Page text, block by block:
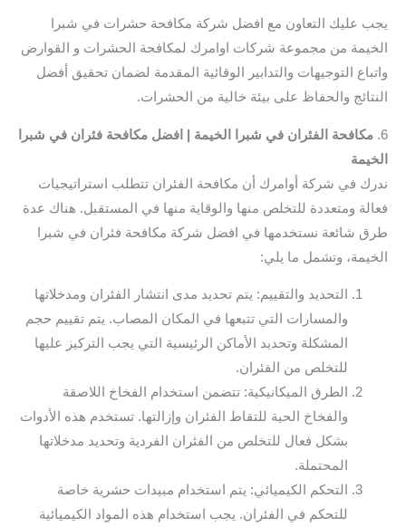
يجب عليك التعاون مع افضل شركة مكافحة حشرات في شبرا
الخيمة من مجموعة شركات اوامرك لمكافحة الحشرات و القوارض
واتباع التوجيهات والتدابير الوقائية المقدمة لضمان تحقيق أفضل
النتائج والحفاظ على بيئة خالية من الحشرات.
6. مكافحة الفئران في شبرا الخيمة | افضل مكافحة فئران في شبرا
الخيمة
ندرك في شركة أوامرك أن مكافحة الفئران تتطلب استراتيجيات
فعالة ومتعددة للتخلص منها والوقاية منها في المستقبل. هناك عدة
طرق شائعة نستخدمها في افضل شركة مكافحة فئران في شبرا
الخيمة، وتشمل ما يلي:
التحديد والتقييم: يتم تحديد مدى انتشار الفئران ومدخلاتها
والمسارات التي تتبعها في المكان المصاب. يتم تقييم حجم
المشكلة وتحديد الأماكن الرئيسية التي يجب التركيز عليها
للتخلص من الفئران.
الطرق الميكانيكية: تتضمن استخدام الفخاخ اللاصقة
والفخاخ الحية للتقاط الفئران وإزالتها. تستخدم هذه الأدوات
بشكل فعال للتخلص من الفئران الفردية وتحديد مدخلاتها
المحتملة.
التحكم الكيميائي: يتم استخدام مبيدات حشرية خاصة
للتحكم في الفئران. يجب استخدام هذه المواد الكيميائية